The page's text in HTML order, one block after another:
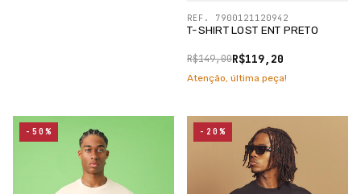
T-SHIRT LOST ENT PRETO
R$119,20
R$149,00
REF. 7900121120942
Atenção, última peça!
-50% -20%